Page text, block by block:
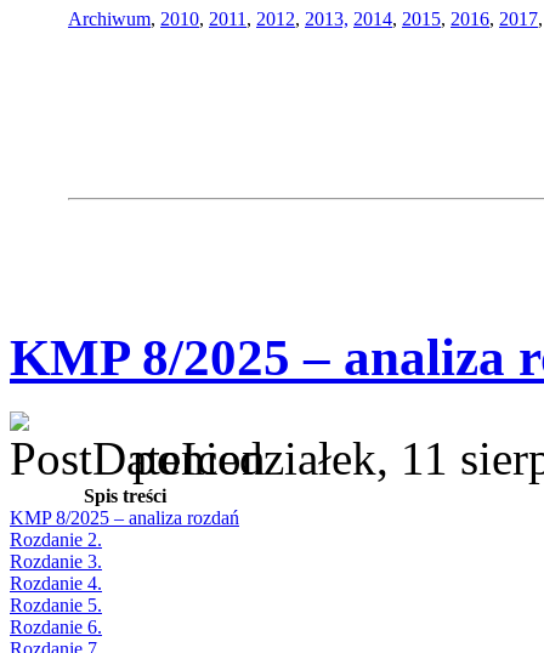
Archiwum, 2010, 2011 , 2012, 2013, 2014, 2015, 2016, 2017
KMP 8/2025 – analiza
poniedziałek, 11
Spis treści
KMP 8/2025 – analiza rozdań
Rozdanie 2.
Rozdanie 3.
Rozdanie 4.
Rozdanie 5.
Rozdanie 6.
Rozdanie 7.